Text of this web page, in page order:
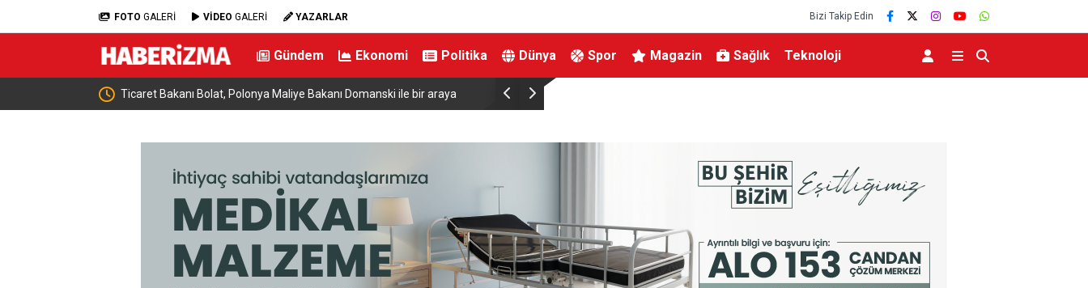
FOTO GALERİ VİDEO GALERİ YAZARLAR Bizi Takip Edin
Gündem Ekonomi Politika Dünya Spor Magazin Sağlık Teknoloji
Ticaret Bakanı Bolat, Polonya Maliye Bakanı Domanski ile bir araya Almanya’da Ren Nehri’nde kuraklık alarmı: Su seviyesinde tarihi düşüş